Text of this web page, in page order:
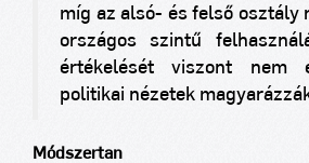
míg az alsó- és felső osztály
országos szintű
értékelését viszont nem
politikai nézetek
Módszertan